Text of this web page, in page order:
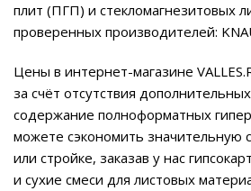
плит (ПГП) и стекломагнезитовых
проверенных производителей:
Цены в интернет-магазине
за счёт отсутствия
содержание полноформатных
можете сэкономить значительную
или стройке, заказав у нас
и сухие смеси для листовых